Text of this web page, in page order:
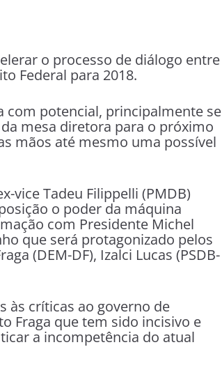
o processo de diálogo entre
Federal para 2018.
com potencial, principalmente se
mesa diretora para o próximo
mãos até mesmo uma possível
vice Tadeu Filippelli (PMDB)
o poder da máquina
com Presidente Michel
que será protagonizado pelos
(DEM-DF), Izalci Lucas (PSDB-
às críticas ao governo de
Fraga que tem sido incisivo e
a incompetência do atual